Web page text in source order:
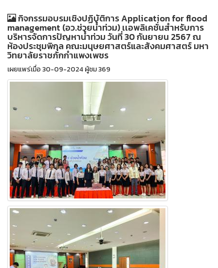
กิจกรรมอบรมเชิงปฏิบัติการ Application for flood
management (อว.ช่วยน้ำท่วม) เเอพลิเคชั่นสำหรับการ
บริหารจัดการปัญหาน้ำท่วม วันที่ 30 กันยายน 2567 ณ
ห้องประชุมพิกุล คณะมนุษยศาสตร์และสังคมศาสตร์ มหา
วิทยาลัยราชภักกำแพงเพชร
เผยแพร่เมื่อ 30-09-2024 ผู้ชม 369